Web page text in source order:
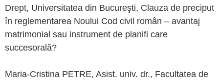
Drept, Universitatea din Bucureşti, Clauza de preciput
în reglementarea Noului Cod civil român – avantaj
matrimonial sau instrument de planifi care
succesorală?
Maria-Cristina PETRE, Asist. univ. dr., Facultatea de